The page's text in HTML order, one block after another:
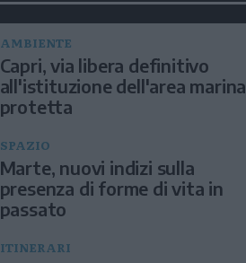
AMBIENTE
Capri, via libera definitivo
all'istituzione dell'area marina
protetta
SPAZIO
Marte, nuovi indizi sulla
presenza di forme di vita in
passato
ITINERARI